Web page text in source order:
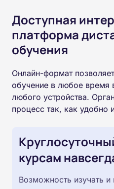
Доступная
платформа
обучения
Онлайн-формат
обучение в любое время
любого устройства.
процесс так, как удобно
курсам
Возможность изучать и